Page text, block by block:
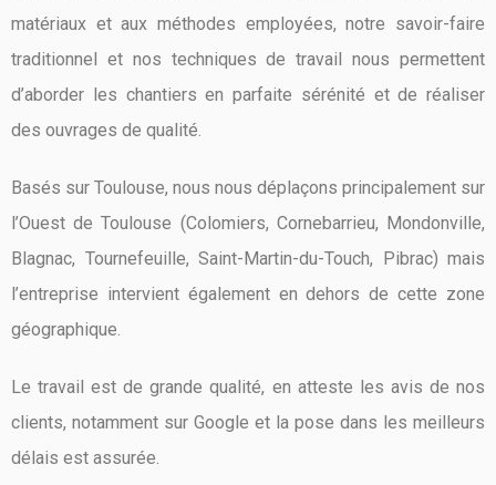
matériaux et aux méthodes employées, notre savoir-faire
traditionnel et nos techniques de travail nous permettent
d’aborder les chantiers en parfaite sérénité et de réaliser
des ouvrages de qualité.
Basés sur Toulouse, nous nous déplaçons principalement sur
l’Ouest de Toulouse (Colomiers, Cornebarrieu, Mondonville,
Blagnac, Tournefeuille, Saint-Martin-du-Touch, Pibrac) mais
l’entreprise intervient également en dehors de cette zone
géographique.
Le travail est de grande qualité, en atteste les avis de nos
clients, notamment sur Google et la pose dans les meilleurs
délais est assurée.